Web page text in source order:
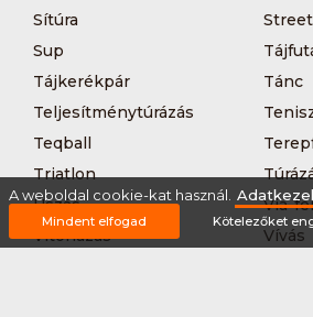
Sítúra
Sup
Tájkerékpár
Tánc
Teljesítménytúrázás
Teqball
Triatlon
Úszás
Via-
Vitorlázás
Vívás
A weboldal cookie-kat használ.
Mindent elfogad Kötelezőket